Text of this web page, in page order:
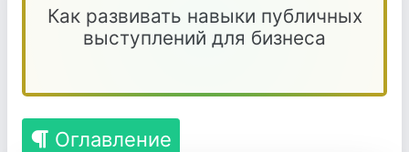
Как развивать навыки публичных
выступлений для бизнеса
Оглавление